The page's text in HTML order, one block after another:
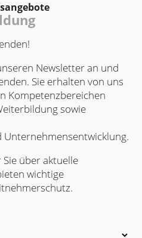
Newsletter an und
Sie erhalten von uns
Kompetenzbereichen
sowie
über aktuelle
wichtige